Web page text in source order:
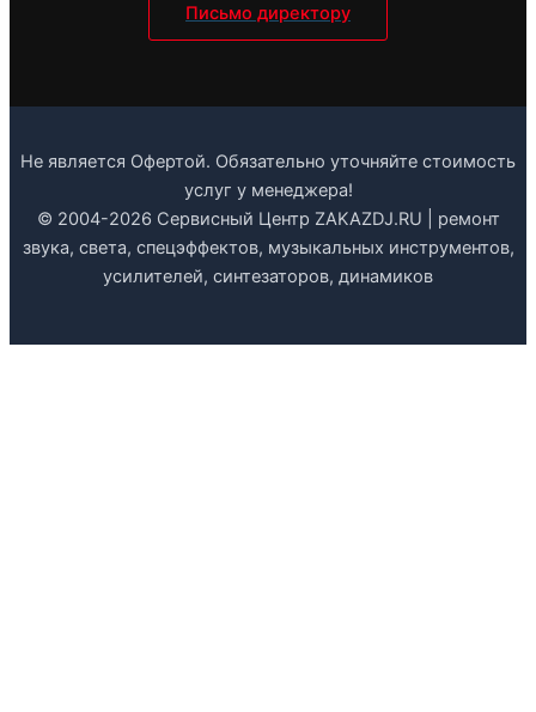
Письмо директору
Не является Офертой. Обязательно уточняйте стоимость
услуг у менеджера!
© 2004-2026 Сервисный Центр ZAKAZDJ.RU | ремонт
звука, света, спецэффектов, музыкальных инструментов,
усилителей, синтезаторов, динамиков